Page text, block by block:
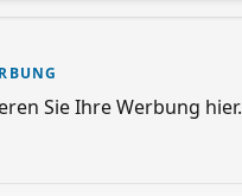
Sie Ihre Werbung hier.